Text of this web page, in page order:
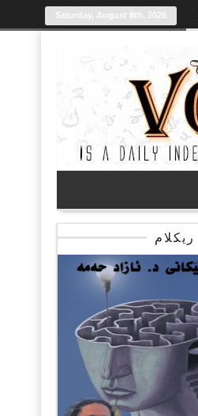
Saturday, August 8th, 2026
ریکلام